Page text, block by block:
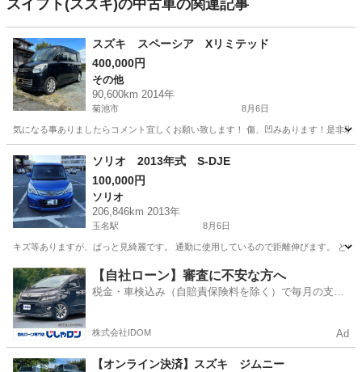
スイフト(スズキ)の中古車の関連記事
スズキ スペーシア Xリミテッド
400,000円
その他
90,600km 2014年
菊池市 8月6日
気になる事ありましたらコメント宜しくお願い致します！ 傷、凹みあります！是非現
熊本 菊池市 その他 スペーシア
ソリオ 2013年式 S-DJE
100,000円
ソリオ
206,846km 2013年
玉名駅 8月6日
キズ等ありますが、ぱっと見綺麗です。 通勤に使用しているので距離伸びます。 とり
熊本 玉名市 玉名駅 ソリオ
【自社ローン】審査に不安な方へ
税金・車検込み（自賠責保険料を除く）で毎月の支払
株式会社IDOM Ad
【オンライン決済】スズキ ジムニー